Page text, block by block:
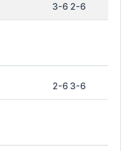
3-6 2-6
2-6 3-6